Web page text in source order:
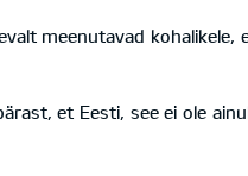
meenutavad
et Eesti, see ei ole